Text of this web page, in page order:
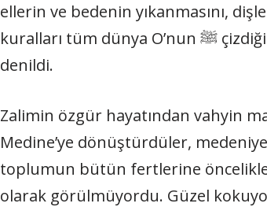
ellerin ve bedenin yıkanmasını,
kuralları tüm dünya O’nun ﷺ çizdiği sınırlardan öğrendi. Bu sınırlarda yaşanan o döneme de asr-ı saadet
denildi.
Zalimin özgür hayatından vahyin
Medine’ye dönüştürdüler,
toplumun bütün fertlerine öncelikle
olarak görülmüyordu. Güzel